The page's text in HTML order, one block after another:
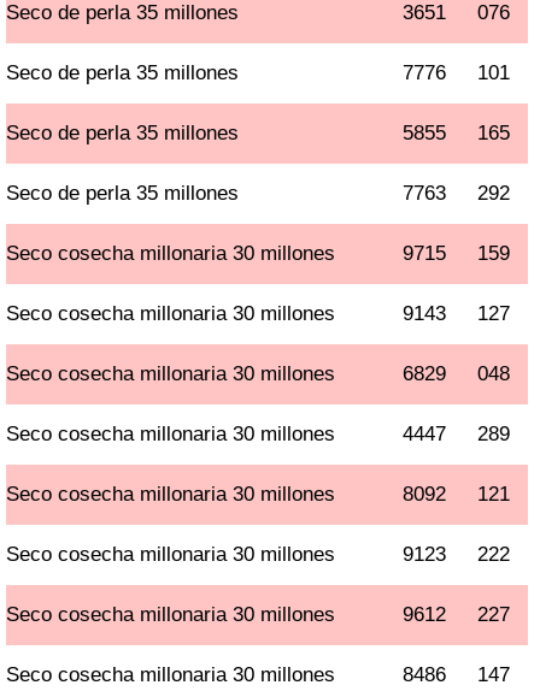
Seco de perla 35 millones 3651 076
Seco de perla 35 millones 7776 101
Seco de perla 35 millones 5855 165
Seco de perla 35 millones 7763 292
Seco cosecha millonaria 30 millones 9715 159
Seco cosecha millonaria 30 millones 9143 127
Seco cosecha millonaria 30 millones 6829 048
Seco cosecha millonaria 30 millones 4447 289
Seco cosecha millonaria 30 millones 8092 121
Seco cosecha millonaria 30 millones 9123 222
Seco cosecha millonaria 30 millones 9612 227
Seco cosecha millonaria 30 millones 8486 147